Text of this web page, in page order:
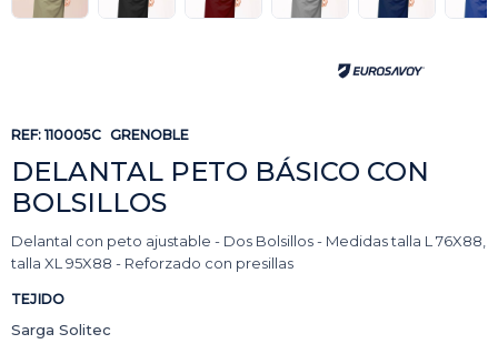
REF: 110005C GRENOBLE
DELANTAL PETO BÁSICO CON
BOLSILLOS
Delantal con peto ajustable - Dos Bolsillos - Medidas talla L 76X88,
talla XL 95X88 - Reforzado con presillas
TEJIDO
Sarga Solitec